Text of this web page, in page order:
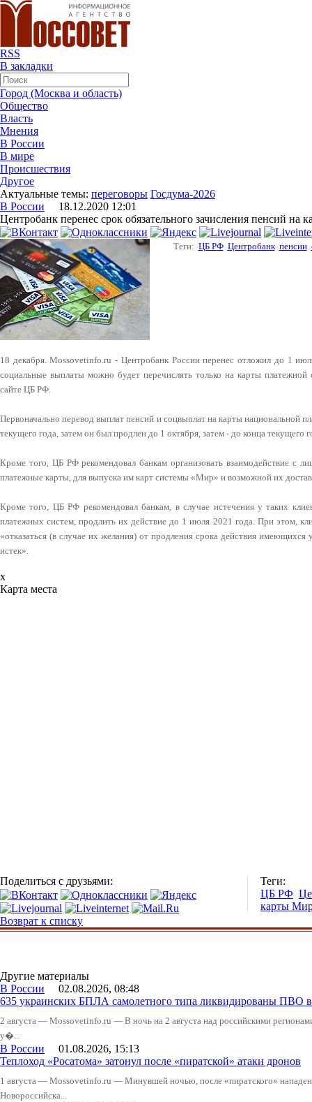
RSS
В закладки
Город (Москва и область)
Общество
Власть
Мнения
В России
В мире
Происшествия
Другое
Актуальные темы: переговоры Госдума-2026
В России 18.12.2020 12:01
Центробанк перенес срок обязательного зачисления пенсий на
Теги: ЦБ РФ Центробанк пенсии
18 декабря. Mossovetinfo.ru - Центробанк России перенес отложил до 1
социальные выплаты можно будет перечислять только на карты
сайте ЦБ РФ.
Первоначально перевод выплат пенсий и соцвыплат на карты национальной
текущего года, затем он был продлен до 1 октября, затем - до конца текущего
Кроме того, ЦБ РФ рекомендовал банкам организовать взаимодействие с
платежные карты, для выпуска им карт системы «Мир» и возможной их
Кроме того, ЦБ РФ рекомендовал банкам, в случае истечения у таких
платежных систем, продлить их действие до 1 июля 2021 года. При этом,
«отказаться (в случае их желания) от продления срока действия
истек».
x
Карта места
Поделиться с друзьями:
Теги:
ЦБ РФ
карты
Возврат к списку
Другие материалы
В России 02.08.2026, 08:48
635 украинских БПЛА самолетного типа ликвидированы ПВО
2 августа — Mossovetinfo.ru — В ночь на 2 августа над российскими
у�...
В России 01.08.2026, 15:13
Теплоход «Росатома» затонул после «пиратской» атаки дронов
1 августа — Mossovetinfo.ru — Минувшей ночью, после «пиратского»
Новороссийска...